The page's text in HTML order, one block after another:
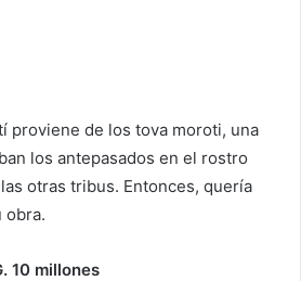
proviene de los tova moroti, una
los antepasados en el rostro
otras tribus. Entonces, quería
obra.
10 millones